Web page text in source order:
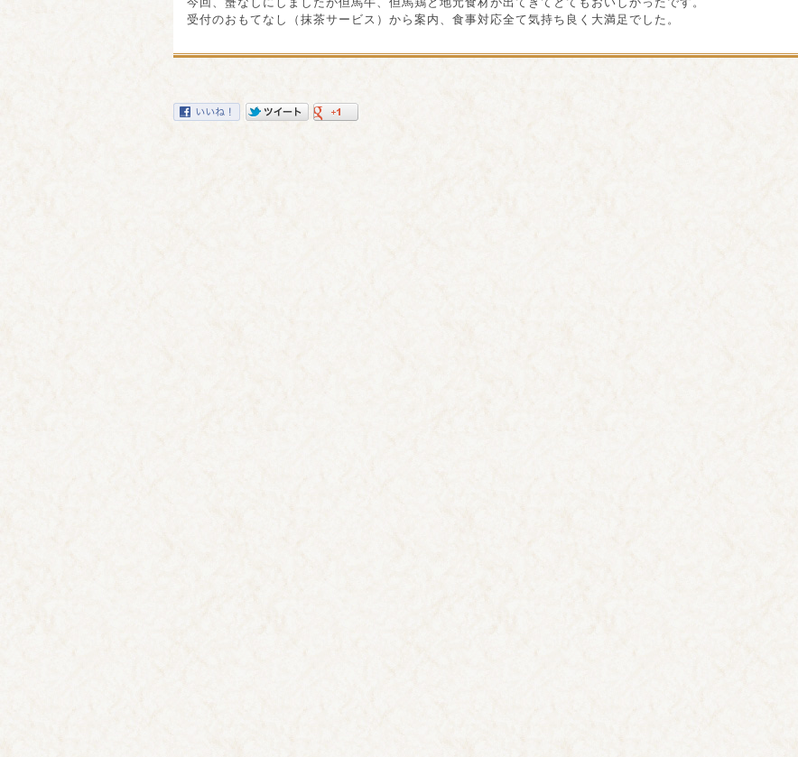
受付のおもてなし（抹茶サービス）から案内、食事対応全て気持ち良く大満足でした。